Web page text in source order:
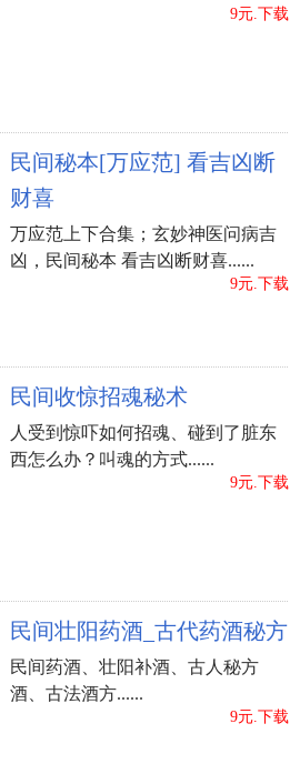
9元.下载
民间秘本[万应范] 看吉凶断
财喜
万应范上下合集；玄妙神医问病吉
凶，民间秘本 看吉凶断财喜......
9元.下载
民间收惊招魂秘术
人受到惊吓如何招魂、碰到了脏东
西怎么办？叫魂的方式......
9元.下载
民间壮阳药酒_古代药酒秘方
民间药酒、壮阳补酒、古人秘方
酒、古法酒方......
9元.下载